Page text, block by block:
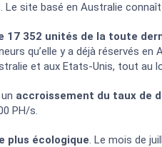
Le site basé en Australie
17 352 unités de la toute
qu’elle y a déjà réservés
et aux Etats-Unis, tout au
accroissement du taux de
PH/s.
plus écologique. Le mois de